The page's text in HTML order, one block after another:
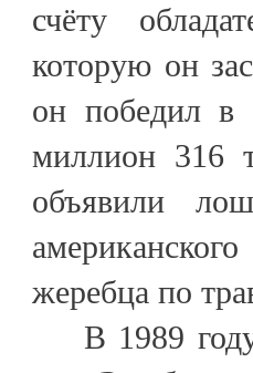
счёту
которую он
он победил в
миллион 316
объявили
жеребца по
В 1989 году